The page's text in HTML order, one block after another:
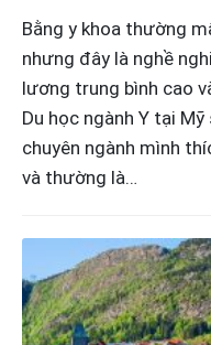
Bằng y khoa thường
nhưng đây là nghề
lương trung bình cao
Du học ngành Y tại
chuyên ngành mình
và thường là…